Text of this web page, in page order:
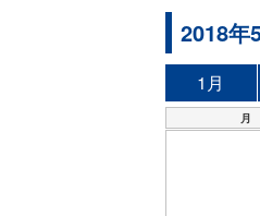
2018年
1月
月